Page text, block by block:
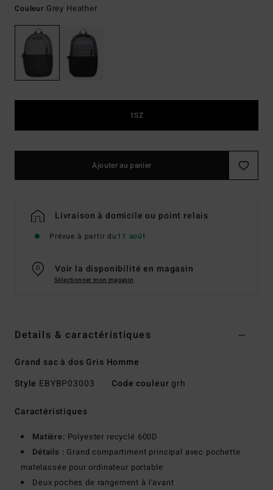
Couleur Grey Heather
1SZ
Ajouter au panier
Livraison à domicile ou point relais
Prévue à partir du11 août
Voir la disponibilité en magasin
Sélectionner mon magasin
Details & caractéristiques
Grand sac à dos Gris Homme
Style EBYBP03003 Code couleur grh
Caractéristiques
Matière: Polyester recyclé 600D
Détails : Grand compartiment principal avec pochette
matelassée pour ordinateur portable
Deux poches de rangement à l'avant